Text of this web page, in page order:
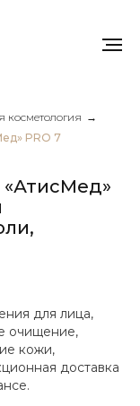
косметология →
PRO 7
для лица,
очищение,
кожи,
доставка